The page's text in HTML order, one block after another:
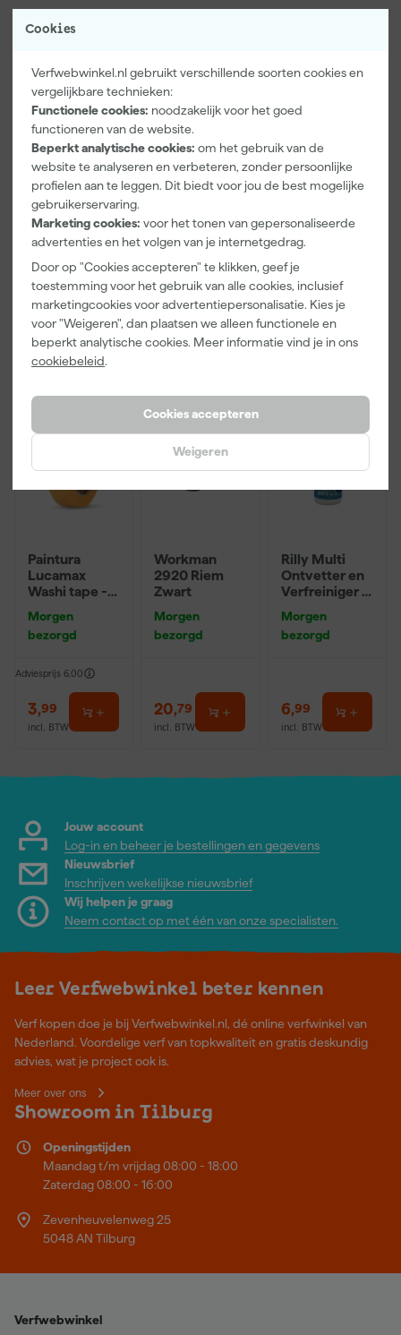
Cookies
Verfwebwinkel.nl gebruikt verschillende soorten cookies en
vergelijkbare technieken:
Functionele cookies: noodzakelijk voor het goed
functioneren van de website.
Beperkt analytische cookies: om het gebruik van de
website te analyseren en verbeteren, zonder persoonlijke
profielen aan te leggen. Dit biedt voor jou de best mogelijke
gebruikerservaring.
Marketing cookies: voor het tonen van gepersonaliseerde
advertenties en het volgen van je internetgedrag.
Door op "Cookies accepteren" te klikken, geef je
toestemming voor het gebruik van alle cookies, inclusief
marketingcookies voor advertentiepersonalisatie. Kies je
voor "Weigeren", dan plaatsen we alleen functionele en
beperkt analytische cookies. Meer informatie vind je in ons
cookiebeleid.
Cookies accepteren
Weigeren
blijft, zelfs tijdens fysieke inspanning. De Cordura® stretchzones
geven extra stevigheid op plekken waar slijtage sneller optreedt.
De reflecterende LOXY® Rex details dragen bij aan je
zichtbaarheid bij weinig licht, wat prettig is op drukke of slecht
verlichte werkplekken. De broek sluit goed aan, zit comfortabel
en ondersteunt je bij elke beweging op een actieve werkdag.
Bekijk volledige productomschrijving
Extra eigenschappen
Kenmerken
Geslacht
Maat
Materiaal
Pasvorm
Bekijk alle kenmerken
Vaak gekocht met
Paintura
Lucamax
Washi tape -
Morgen
bezorgd
Adviesprijs 6,00
3,99
incl. BTW
Workman
2920 Riem
Zwart
Morgen
bezorgd
20,79
incl. BTW
Rilly Multi
Ontvetter en
Verfreiniger –
Morgen
bezorgd
6,99
incl. BTW
Jouw account
Log-in en beheer je bestellingen en gegevens
Nieuwsbrief
Inschrijven wekelijkse nieuwsbrief
Wij helpen je graag
Neem contact op met één van onze specialisten.
Leer Verfwebwinkel beter kennen
Verf kopen doe je bij Verfwebwinkel.nl, dé online verfwinkel van
Nederland. Voordelige verf van topkwaliteit en gratis deskundig
advies, wat je project ook is.
Meer over ons
Showroom in Tilburg
Openingstijden
Maandag t/m vrijdag 08:00 - 18:00
Zaterdag 08:00 - 16:00
Zevenheuvelenweg 25
5048 AN Tilburg
Verfwebwinkel